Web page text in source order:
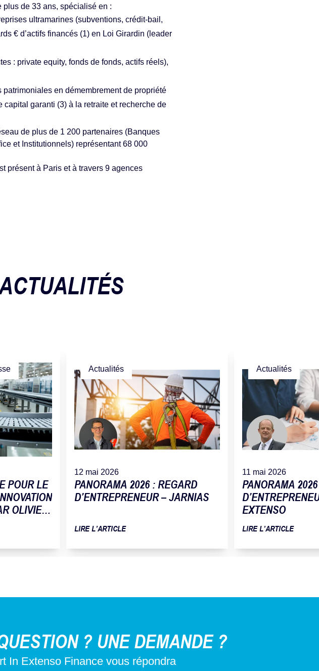
plus de 33 ans, spécialisé en :
ultramarines (subventions, crédit-bail,
€ d’actifs financés (1) en Loi Girardin (leader
: private equity, fonds de fonds, actifs réels),
en démembrement de propriété
garanti (3) à la retraite et recherche de
de plus de 1 200 partenaires (Banques
et Institutionnels) représentant 68 000
présent à Paris et à travers 9 agences
POUR LE
OLIVIER
Actualités
12 mai 2026
PANORAMA 2026 : REGARD
D’ENTREPRENEUR – JARNIAS
LIRE L’ARTICLE
Actualités
11 mai 2026
PANORAMA
EXTENSO
LIRE L’ARTICLE
? UNE DEMANDE ?
In Extenso Finance vous répondra